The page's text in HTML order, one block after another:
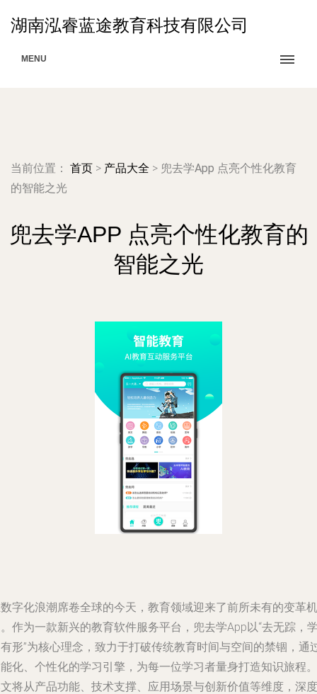
湖南泓睿蓝途教育科技有限公司
MENU
当前位置： 首页 > 产品大全 > 兜去学App 点亮个性化教育
的智能之光
兜去学APP 点亮个性化教育的
智能之光
字化浪潮席卷全球的今天，教育领域迎来了前所未有的变革机
作为一款新兴的教育软件服务平台，兜去学App以“去无踪，
形”为核心理念，致力于打破传统教育时间与空间的禁锢，通
化、个性化的学习引擎，为每一位学习者量身打造知识旅程。
将从产品功能、技术支撑、应用场景与创新价值等维度，深度